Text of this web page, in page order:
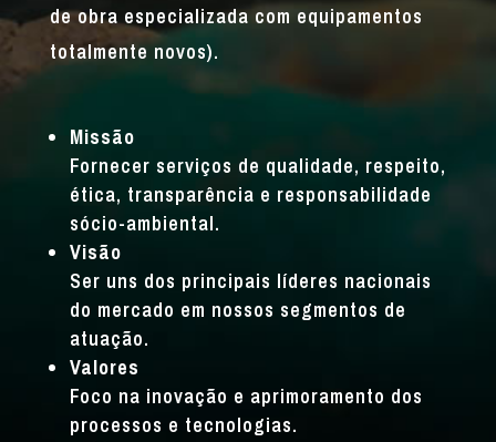
de obra especializada com equipamentos
totalmente novos).
Missão
Fornecer serviços de qualidade, respeito,
ética, transparência e responsabilidade
sócio-ambiental.
Visão
Ser uns dos principais líderes nacionais
do mercado em nossos segmentos de
atuação.
Valores
Foco na inovação e aprimoramento dos
processos e tecnologias.